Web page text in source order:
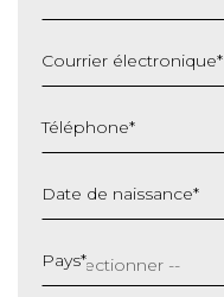
Courrier électronique*
Téléphone*
Date de naissance*
slash
MM
Pays*